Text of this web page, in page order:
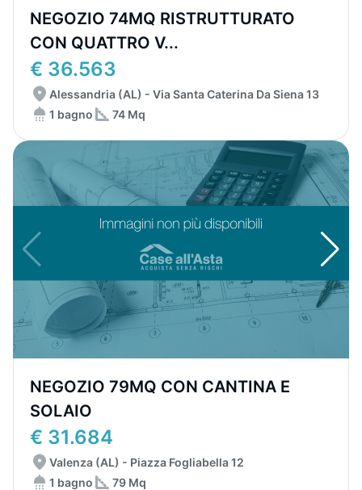
NEGOZIO 74MQ RISTRUTTURATO
CON QUATTRO V...
€ 36.563
Alessandria (AL) - Via Santa Caterina Da Siena 13
1 bagno
74 Mq
NEGOZIO 79MQ CON CANTINA E
SOLAIO
€ 31.684
Valenza (AL) - Piazza Fogliabella 12
1 bagno
79 Mq